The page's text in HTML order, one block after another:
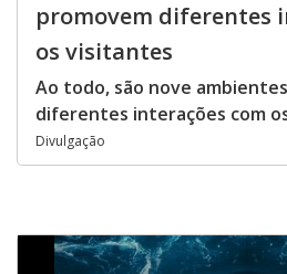
promovem diferentes
os visitantes
Ao todo, são nove
diferentes interações com
Divulgação